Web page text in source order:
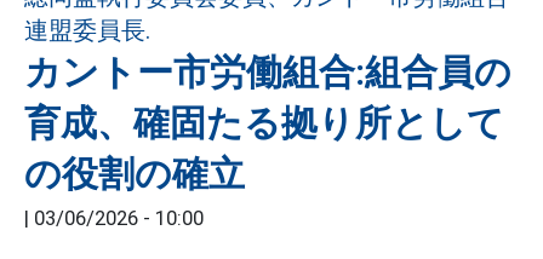
カントー市労働組合:組合員の
育成、確固たる拠り所として
の役割の確立
| 03/06/2026 - 10:00